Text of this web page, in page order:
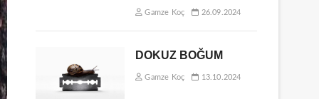
Gamze Koç 26.09.2024
DOKUZ BOĞUM
Gamze Koç 13.10.2024